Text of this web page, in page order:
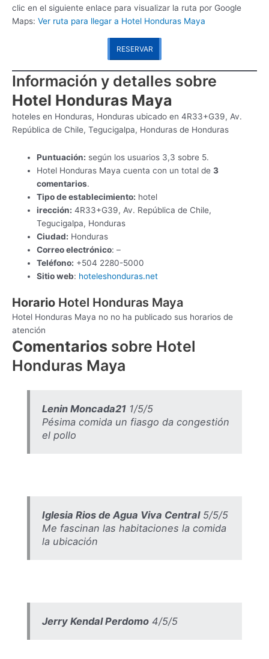
clic en el siguiente enlace para visualizar la ruta por Google
Maps: Ver ruta para llegar a Hotel Honduras Maya
RESERVAR
Información y detalles sobre
Hotel Honduras Maya
hoteles en Honduras, Honduras ubicado en 4R33+G39, Av.
República de Chile, Tegucigalpa, Honduras de Honduras
Puntuación: según los usuarios 3,3 sobre 5.
Hotel Honduras Maya cuenta con un total de3
comentarios.
Tipo de establecimiento: hotel
irección: 4R33+G39, Av. República de Chile,
Tegucigalpa, Honduras
Ciudad: Honduras
Correo electrónico: –
Teléfono: +504 2280-5000
Sitio web: hoteleshonduras.net
Horario Hotel Honduras Maya
Hotel Honduras Maya no no ha publicado sus horarios de
atención
Comentarios sobre Hotel
Honduras Maya
Lenin Moncada211/5/5
Pésima comida un fiasgo da congestión
el pollo
Iglesia Rios de Agua Viva Central5/5/5
Me fascinan las habitaciones la comida
la ubicación
Jerry Kendal Perdomo4/5/5